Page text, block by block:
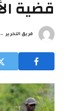
قضية
فريق التحرير